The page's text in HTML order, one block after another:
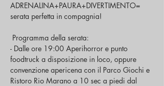
ADRENALINA+PAURA+DIVERTIMENTO=
serata perfetta in compagnia!
Programma della serata:
- Dalle ore 19:00 Aperihorror e punto
foodtruck a disposizione in loco, oppure
convenzione apericena con il Parco Giochi e
Ristoro Rio Marano a 10 sec a piedi dal